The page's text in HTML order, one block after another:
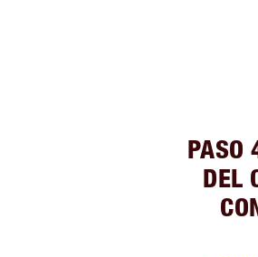
PASO
DEL